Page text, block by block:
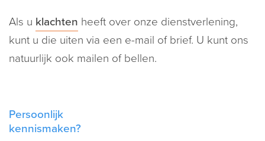
Als u klachten heeft over onze dienstverlening,
kunt u die uiten via een e-mail of brief. U kunt ons
natuurlijk ook mailen of bellen.
Persoonlijk
kennismaken?